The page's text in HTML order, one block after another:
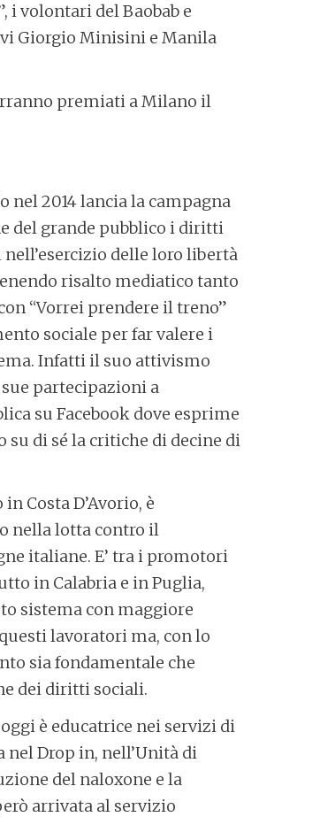
i volontari del Baobab e
Giorgio Minisini e Manila
premiati a Milano il
nel 2014 lancia la campagna
del grande pubblico i diritti
delle loro libertà
risalto mediatico tanto
“Vorrei prendere il treno”
sociale per far valere i
Infatti il suo attivismo
partecipazioni a
su Facebook dove esprime
di sé la critiche di decine di
Costa D’Avorio, è
nella lotta contro il
italiane. E’ tra i promotori
in Calabria e in Puglia,
sistema con maggiore
lavoratori ma, con lo
sia fondamentale che
dei diritti sociali.
è educatrice nei servizi di
nel Drop in, nell’Unità di
del naloxone e la
arrivata al servizio